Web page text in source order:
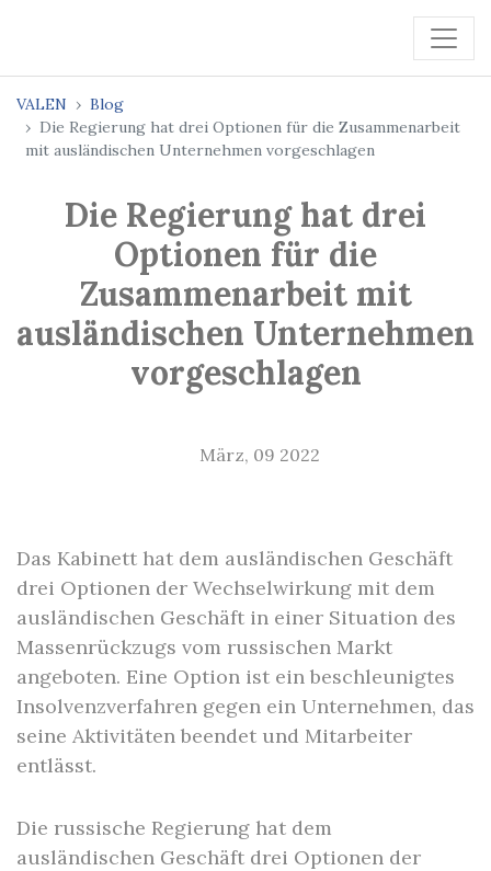
VALEN
Blog
Die Regierung hat drei Optionen für die Zusammenarbeit
mit ausländischen Unternehmen vorgeschlagen
Die Regierung hat drei
Optionen für die
Zusammenarbeit mit
ausländischen Unternehmen
vorgeschlagen
März, 09 2022
Das Kabinett hat dem ausländischen Geschäft
drei Optionen der Wechselwirkung mit dem
ausländischen Geschäft in einer Situation des
Massenrückzugs vom russischen Markt
angeboten. Eine Option ist ein beschleunigtes
Insolvenzverfahren gegen ein Unternehmen, das
seine Aktivitäten beendet und Mitarbeiter
entlässt.
Die russische Regierung hat dem
ausländischen Geschäft drei Optionen der